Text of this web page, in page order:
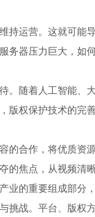
持运营。这就可能
务器压力巨大，如
。随着人工智能、
版权保护技术的完
的合作，将优质资
的焦点，从视频
业的重要组成部分
挑战。平台、版权